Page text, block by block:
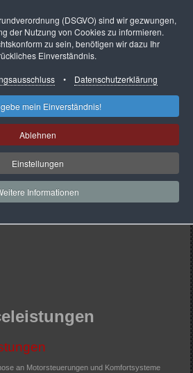
34
121779
an Motorsteuerungen und Komfortsysteme
(DSGVO) sind wir gezwungen,
der Nutzung von Cookies zu informieren.
zu sein, benötigen wir dazu Ihr
Einverständnis.
• Datenschutzerklärung
mein Einverständnis!
Ablehnen
Einstellungen
Informationen